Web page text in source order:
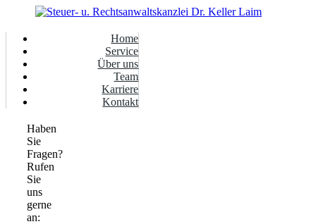
Home
Service
Über uns
Team
Karriere
Kontakt
Haben
Sie
Fragen?
Rufen
Sie
uns
gerne
an: